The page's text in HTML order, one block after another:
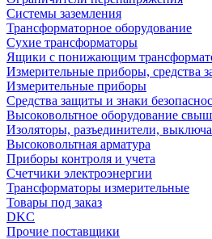
Системы заземления
Трансформаторное оборудование
Сухие трансформаторы
Ящики с понижающим
Измерительные приборы, средства
Измерительные приборы
Средства защиты и знаки
Высоковольтное оборудование
Изоляторы, разъединители,
Высоковольтная арматура
Приборы контроля и учета
Счетчики электроэнергии
Трансформаторы измерительные
Товары под заказ
DKC
Прочие поставщики